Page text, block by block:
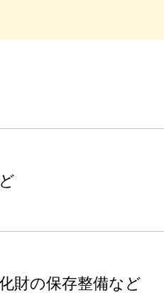
財の保存整備など